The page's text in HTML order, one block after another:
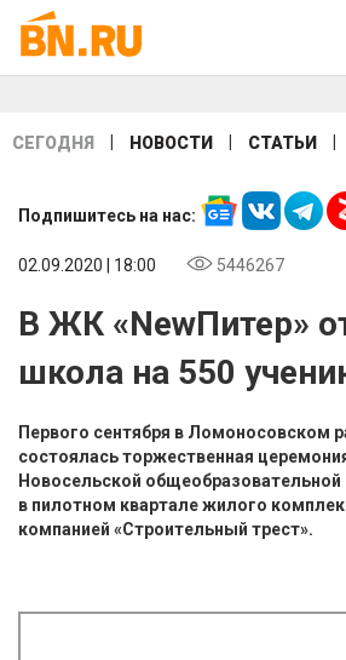
СЕГОДНЯ НОВОСТИ СТАТЬИ
Подпишитесь на нас:
02.09.2020 | 18:00 5446267
В ЖК «NewПитер»
школа на 550
Первого сентября в Ломоносовском
состоялась торжественная
Новосельской
в пилотном квартале жилого
компанией «Строительный трест».